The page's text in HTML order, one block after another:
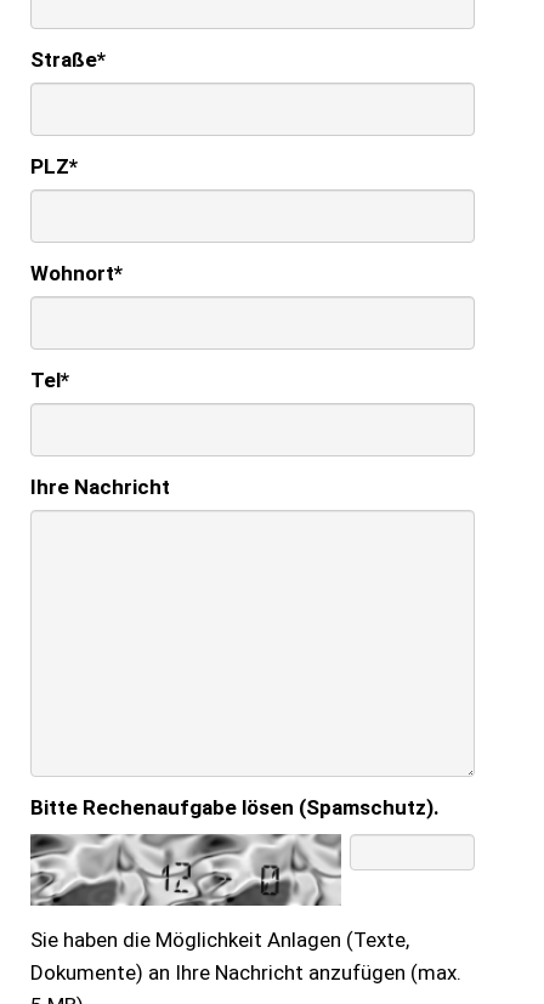
Straße*
PLZ*
Wohnort*
Tel*
Ihre Nachricht
Bitte Rechenaufgabe lösen (Spamschutz).
Sie haben die Möglichkeit Anlagen (Texte,
Dokumente) an Ihre Nachricht anzufügen (max.